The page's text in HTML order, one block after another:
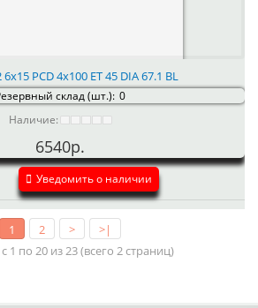
6x15 PCD 4x100 ET 45 DIA 67.1 BL
склад (шт.): 0
Наличие:
6540р.
Уведомить о наличии
1 2 >
>|
1 по 20 из 23 (всего 2 страниц)